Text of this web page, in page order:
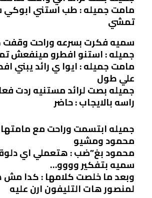
مامت جميله : طب استني ابوكي
تمشي
سميه فكرت بسرعه وراحت
جميله : استنو افطرو مينفعش
مامت جميله : ايوا ي رائد يبني
علي طول
جميله بصت لرائد مستنيه ردت
راسه بالايجاب : حاضر
جميله ابتسمت وراحت مع
محمود ومشيو
محمود بغ”ضب : هتعملي اي
سميه بتفكير وووو…
وبعد ما خلصت كلامها : كدا مش
لمنصور هات التليفون ارن عليه